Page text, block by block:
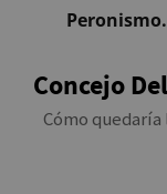
Peronismo.